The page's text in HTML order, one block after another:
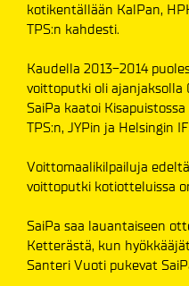
kotikentällään KalPan,
TPS:n kahdesti.
Kaudella 2013-2014
voittoputki oli ajanjaksolla
SaiPa kaatoi
TPS:n, JYPin ja Helsingin
Voittomaalikilpailuja
voittoputki kotiotteluissa
SaiPa saa lauantaiseen
Ketterästä, kun
Santeri Vuoti pukevat